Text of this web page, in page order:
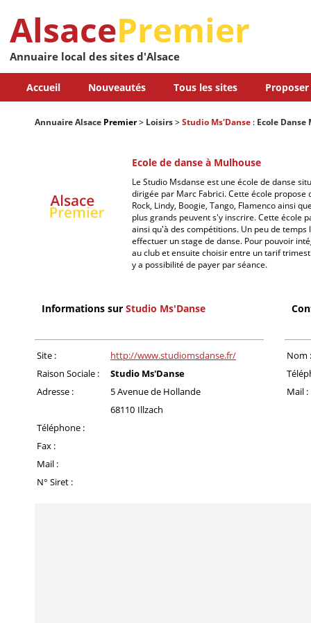
AlsacePremier
Annuaire local des sites d'Alsace
Accueil Nouveautés Tous les sites
Annuaire Alsace Premier> Loisirs>Studio Ms'Danse : Ecole Danse
Ecole de danse à Mulhouse
Le Studio Msdanse est une école de danse
dirigée par Marc Fabrici. Cette école propose
Rock, Lindy, Boogie, Tango, Flamenco ainsi
plus grands peuvent s'y inscrire. Cette école
ainsi qu'à des compétitions. Un peu de temps
effectuer un stage de danse. Pour pouvoir
au club et ensuite choisir entre un tarif
y a possibilité de payer par séance.
Informations sur Studio Ms'Danse
Site :
http://www.studiomsdanse.fr/
Raison Sociale :
Studio Ms'Danse
Adresse :
5 Avenue de Hollande
68110 Illzach
Téléphone :
Fax :
Mail :
N° Siret :
Nom :
Mail :